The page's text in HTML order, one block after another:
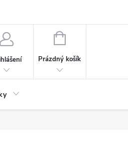
NÁKUPNÍ
Prázdný košík